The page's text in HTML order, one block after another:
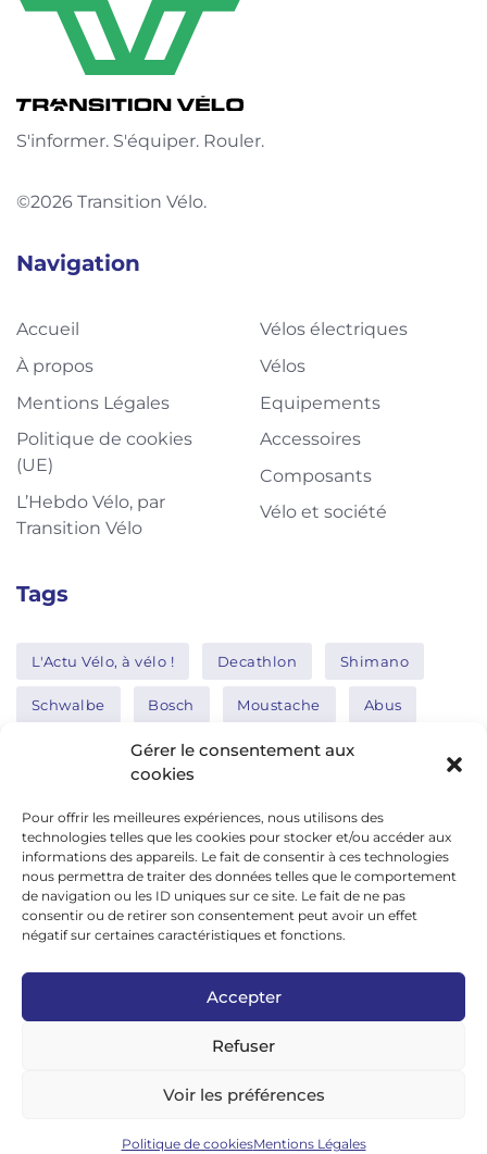
Gérer le consentement aux
cookies
Pour offrir les meilleures expériences, nous utilisons des
technologies telles que les cookies pour stocker et/ou accéder aux
informations des appareils. Le fait de consentir à ces technologies
nous permettra de traiter des données telles que le comportement
de navigation ou les ID uniques sur ce site. Le fait de ne pas
consentir ou de retirer son consentement peut avoir un effet
négatif sur certaines caractéristiques et fonctions.
Accepter
Refuser
Voir les préférences
Politique de cookiesMentions Légales
S'informer. S'équiper. Rouler.
©2026 Transition Vélo.
Navigation
Accueil
À propos
Mentions Légales
Politique de cookies
(UE)
L’Hebdo Vélo, par
Transition Vélo
Vélos électriques
Vélos
Equipements
Accessoires
Composants
Vélo et société
Tags
L'Actu Vélo, à vélo ! Decathlon Shimano
Schwalbe Bosch Moustache Abus
Thule Nakamura
Réseaux sociaux
google news
facebook
twitter